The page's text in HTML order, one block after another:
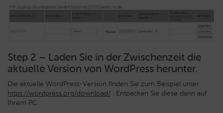
Step 2 – Laden Sie in der Zwischenzeit die
aktuelle Version von WordPress herunter.
Die aktuelle WordPress-Version finden Sie zum Beispiel unter:
https://wordpress.org/download/ . Entpacken Sie diese dann auf
Ihrem PC.